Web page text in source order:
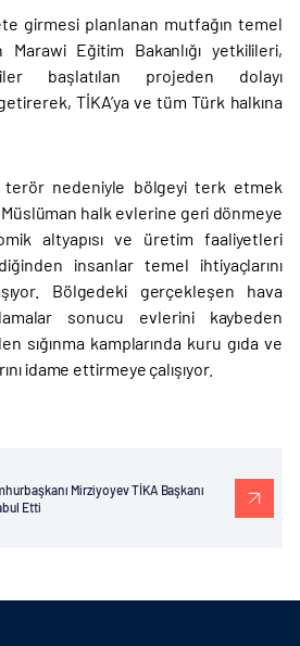
girmesi planlanan mutfağın temel
Eğitim Bakanlığı yetkilileri,
başlatılan projeden dolayı
TİKA’ya ve tüm Türk halkına
terör nedeniyle bölgeyi terk etmek
halk evlerine geri dönmeye
altyapısı ve üretim faaliyetleri
insanlar temel ihtiyaçlarını
Bölgedeki gerçekleşen hava
sonucu evlerini kaybeden
sığınma kamplarında kuru gıda ve
idame ettirmeye çalışıyor.
Mirziyoyev TİKA Başkanı
Etti